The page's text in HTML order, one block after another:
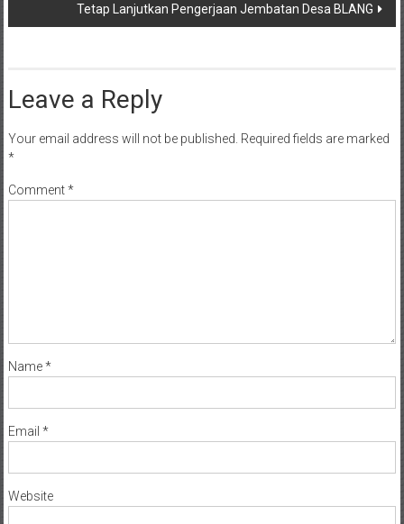
Tetap Lanjutkan Pengerjaan Jembatan Desa BLANG
Leave a Reply
Your email address will not be published. Required fields are marked
*
Comment*
Name*
Email *
Website